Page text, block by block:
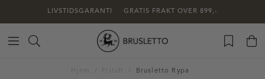
LIVSTIDSGARANTI GRATIS FRAKT OVER 899,-
Brusletto Rypa